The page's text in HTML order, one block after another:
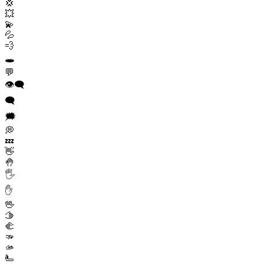
💢
💥
💫
💦
💨
🕳️
💬
👁️‍🗨️
🗨️
🗯️
💭
💤
👋
🤚
🖐️
✋
🖖
🫱
🫲
🫳
🫴
🫷